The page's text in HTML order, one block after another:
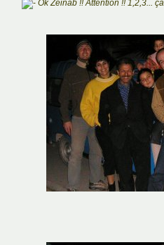
Ok Zeinab !! Attention !! 1,2,3...